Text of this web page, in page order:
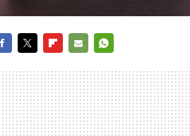
MAIL